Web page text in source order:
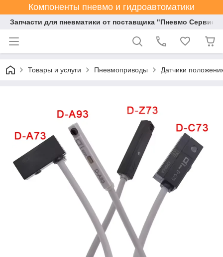
Компоненты пневмо и гидроавтоматики
Запчасти для пневматики от поставщика "Пневмо Сервис
Товары и услуги Пневмоприводы Датчики